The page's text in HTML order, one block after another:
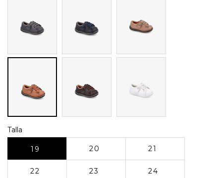
Talla
19 20 21
22 23 24